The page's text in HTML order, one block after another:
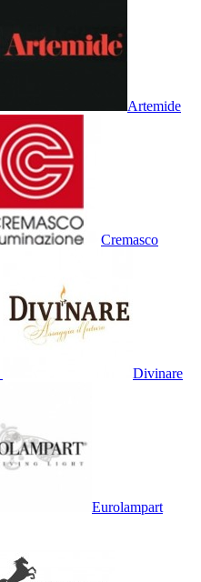
Artemide
Cremasco
Divinare
Eurolampart